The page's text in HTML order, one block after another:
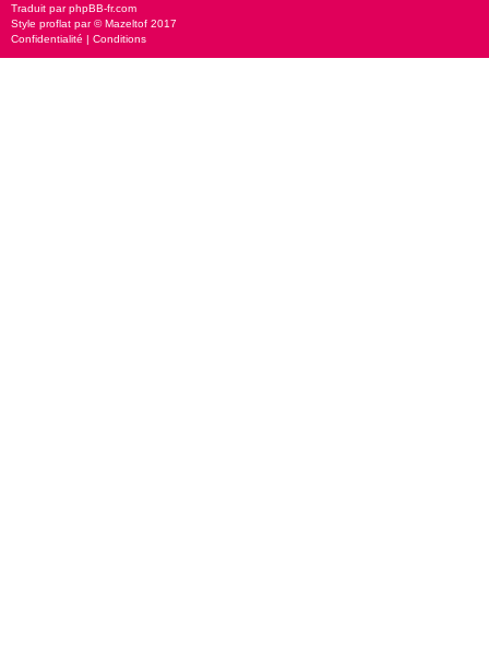
Traduit parphpBB-fr.com
Style proflat par ©Mazeltof 2017
Confidentialité | Conditions